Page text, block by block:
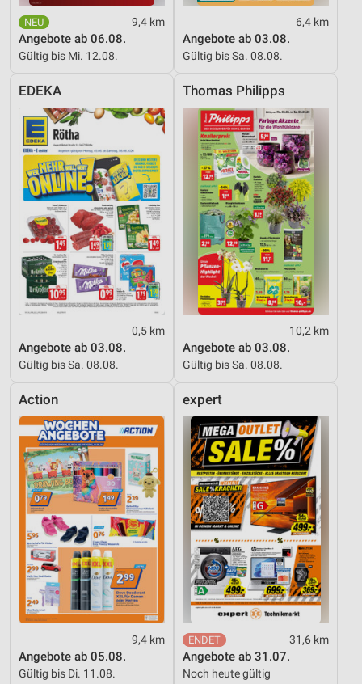
9,4 km
Angebote ab 06.08.
Gültig bis Mi. 12.08.
6,4 km
Angebote ab 03.08.
Gültig bis Sa. 08.08.
EDEKA
0,5 km
Angebote ab 03.08.
Gültig bis Sa. 08.08.
Thomas Philipps
10,2 km
Angebote ab 03.08.
Gültig bis Sa. 08.08.
Action
9,4 km
Angebote ab 05.08.
Gültig bis Di. 11.08.
expert
31,6 km
Angebote ab 31.07.
Noch heute gültig
IAB-Besonderheiten:
Verwendung genauer Standortdaten
Geräte anhand von aktiv angeforderten
Informationen identifizieren
Nicht-IAB-Verarbeitungszwecke:
Notwendig
Performance
Funktional
Werbung